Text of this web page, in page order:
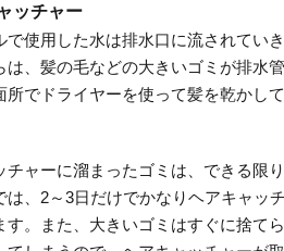
ッチャー
で使用した水は排水口に流されてい
は、髪の毛などの大きいゴミが排水
所でドライヤーを使って髪を乾かし
チャーに溜まったゴミは、できる限
は、2～3日だけでかなりヘアキャッ
す。また、大きいゴミはすぐに捨て